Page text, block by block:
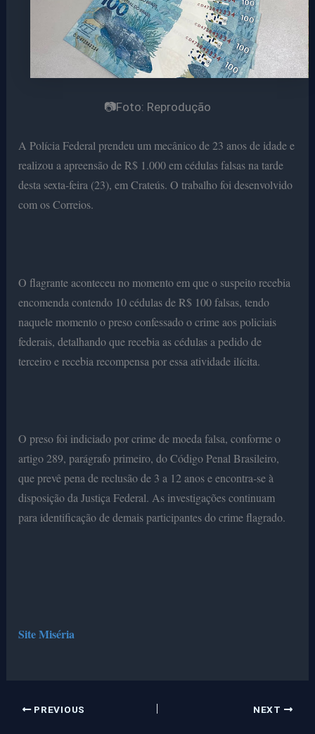
📷Foto: Reprodução
A Polícia Federal prendeu um mecânico de 23 anos de idade e
realizou a apreensão de R$ 1.000 em cédulas falsas na tarde
desta sexta-feira (23), em Crateús. O trabalho foi desenvolvido
com os Correios.
O flagrante aconteceu no momento em que o suspeito recebia
encomenda contendo 10 cédulas de R$ 100 falsas, tendo
naquele momento o preso confessado o crime aos policiais
federais, detalhando que recebia as cédulas a pedido de
terceiro e recebia recompensa por essa atividade ilícita.
O preso foi indiciado por crime de moeda falsa, conforme o
artigo 289, parágrafo primeiro, do Código Penal Brasileiro,
que prevê pena de reclusão de 3 a 12 anos e encontra-se à
disposição da Justiça Federal. As investigações continuam
para identificação de demais participantes do crime flagrado.
Site Miséria
PREVIOUS NEXT